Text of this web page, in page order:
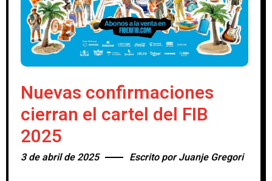
Nuevas confirmaciones
cierran el cartel del FIB
2025
3 de abril de 2025 Escrito porJuanje Gregori